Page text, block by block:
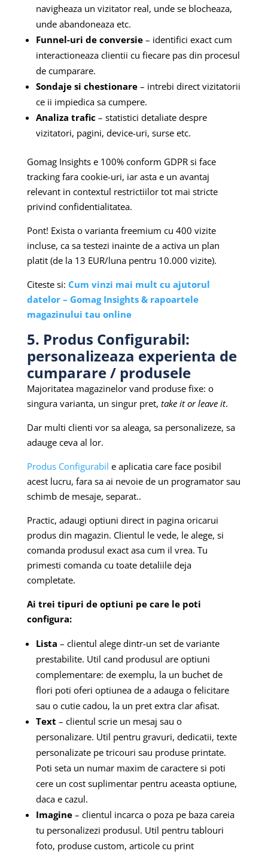
navigheaza un vizitator real, unde se blocheaza,
unde abandoneaza etc.
Funnel-uri de conversie– identifici exact cum
interactioneaza clientii cu fiecare pas din procesul
de cumparare.
Sondaje si chestionare– intrebi direct vizitatorii
ce ii impiedica sa cumpere.
Analiza trafic – statistici detaliate despre
vizitatori, pagini, device-uri, surse etc.
Gomag Insights e 100% conform GDPR si face
tracking fara cookie-uri, iar asta e un avantaj
relevant in contextul restrictiilor tot mai stricte
privind confidentialitatea.
Pont! Exista o varianta freemium cu 400 vizite
incluse, ca sa testezi inainte de a activa un plan
platit (de la 13 EUR/luna pentru 10.000 vizite).
Citeste si: Cum vinzi mai mult cu ajutorul
datelor – Gomag Insights & rapoartele
magazinului tau online
5. Produs Configurabil:
personalizeaza experienta de
cumparare / produsele
Majoritatea magazinelor vand produse fixe: o
singura varianta, un singur pret, take it or leave it.
Dar multi clienti vor sa aleaga, sa personalizeze, sa
adauge ceva al lor.
Produs Configurabil e aplicatia care face posibil
acest lucru, fara sa ai nevoie de un programator sau
schimb de mesaje, separat..
Practic, adaugi optiuni direct in pagina oricarui
produs din magazin. Clientul le vede, le alege, si
comanda produsul exact asa cum il vrea. Tu
primesti comanda cu toate detaliile deja
completate.
Ai trei tipuri de optiuni pe care le poti
configura:
Lista – clientul alege dintr-un set de variante
prestabilite. Util cand produsul are optiuni
complementare: de exemplu, la un buchet de
flori poti oferi optiunea de a adauga o felicitare
sau o cutie cadou, la un pret extra clar afisat.
Text – clientul scrie un mesaj sau o
personalizare. Util pentru gravuri, dedicatii, texte
personalizate pe tricouri sau produse printate.
Poti seta un numar maxim de caractere si poti
cere un cost suplimentar pentru aceasta optiune,
daca e cazul.
Imagine– clientul incarca o poza pe baza careia
tu personalizezi produsul. Util pentru tablouri
foto, produse custom, articole cu print